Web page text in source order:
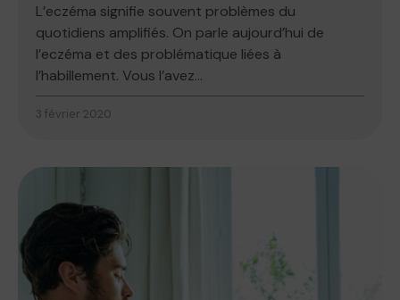
L’eczéma signifie souvent problèmes du
quotidiens amplifiés. On parle aujourd’hui de
l’eczéma et des problématique liées à
l’habillement. Vous l’avez...
3 février 2020